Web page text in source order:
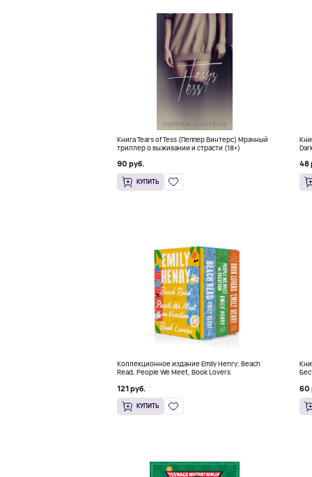
Книга Tears of Tess (Пеппер Винтерс) Мрачный
триллер о выживании и страсти (18+)
90 руб.
КУПИТЬ
48
Коллекционное издание Emily Henry: Beach
Read, People We Meet, Book Lovers
121 руб.
КУПИТЬ
60